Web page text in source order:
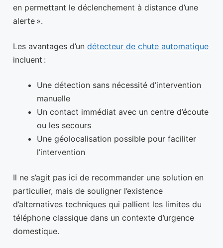
en permettant le déclenchement à distance d’une
alerte ».
Les avantages d’un détecteur de chute automatique
incluent :
Une détection sans nécessité d’intervention
manuelle
Un contact immédiat avec un centre d’écoute
ou les secours
Une géolocalisation possible pour faciliter
l’intervention
Il ne s’agit pas ici de recommander une solution en
particulier, mais de souligner l’existence
d’alternatives techniques qui pallient les limites du
téléphone classique dans un contexte d’urgence
domestique.